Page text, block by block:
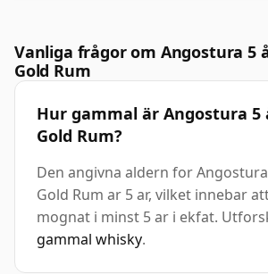
Vanliga frågor om Angostura 5
Gold Rum
Hur gammal är Angostura 5
Gold Rum?
Den angivna aldern for
Gold Rum ar 5 ar, vilket innebar
mognat i minst 5 ar i ekfat.
gammal whisky.